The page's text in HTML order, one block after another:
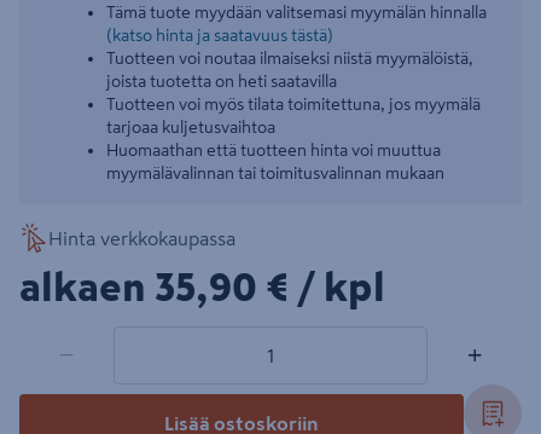
Tämä tuote myydään valitsemasi myymälän hinnalla
(katso hinta ja saatavuus tästä)
Tuotteen voi noutaa ilmaiseksi niistä myymälöistä,
joista tuotetta on heti saatavilla
Tuotteen voi myös tilata toimitettuna, jos myymälä
tarjoaa kuljetusvaihtoa
Huomaathan että tuotteen hinta voi muuttua
myymälävalinnan tai toimitusvalinnan mukaan
Hinta verkkokaupassa
alkaen 35,90€/kpl
35,90 € / kpl
− +
Lisää ostoskoriin